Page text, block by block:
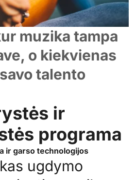
muzika tampa
o kiekvienas
talento
ir
programa
ir garso technologijos
ugdymo